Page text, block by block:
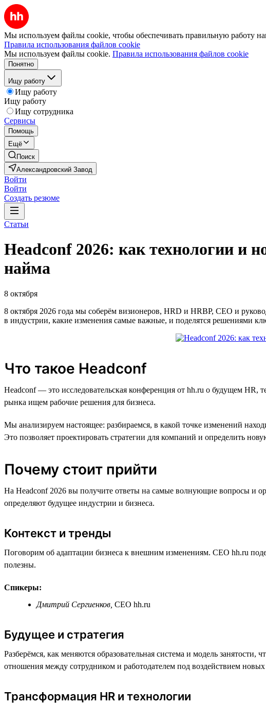
Мы используем файлы cookie, чтобы обеспечивать правильную работу
Правила использования файлов cookie
Мы используем файлы cookie. Правила использования файлов cookie
Понятно
Ищу работу
Ищу работу
Ищу работу
Ищу сотрудника
Сервисы
Помощь
Ещё
Поиск
Александровский Завод
Войти
Войти
Создать резюме
Статьи
Headсonf 2026: как технологии и
найма
8 октября
8 октября 2026 года мы соберём визионеров, HRD и HRBP, СЕО и
в индустрии, какие изменения самые важные, и поделятся решениями
Что такое Headconf
Headconf — это исследовательская конференция от hh.ru о будущем
рынка ищем рабочие решения для бизнеса.
Мы анализируем настоящее: разбираемся, в какой точке изменений
Это позволяет проектировать стратегии для компаний и определить
Почему стоит прийти
На Headconf 2026 вы получите ответы на самые волнующие вопросы и
определяют будущее индустрии и бизнеса.
Контекст и тренды
Поговорим об адаптации бизнеса к внешним изменениям. CEO hh.ru
полезны.
Спикеры:
Дмитрий Сергиенков, СЕО hh.ru
Будущее и стратегия
Разберёмся, как меняются образовательная система и модель
отношения между сотрудником и работодателем под воздействием
Трансформация HR и технологии